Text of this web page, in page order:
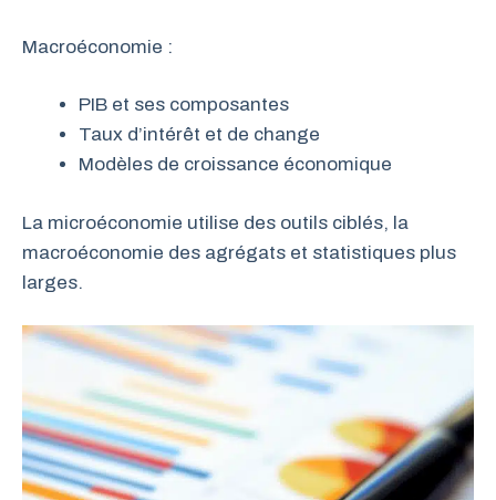
Macroéconomie :
PIB et ses composantes
Taux d’intérêt et de change
Modèles de croissance économique
La microéconomie utilise des outils ciblés, la
macroéconomie des agrégats et statistiques plus
larges.